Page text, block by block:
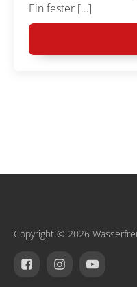
Ein fester […]
Copyright © 2026